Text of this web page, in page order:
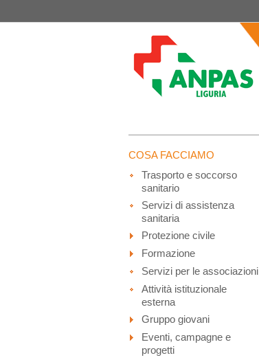
COSA FACCIAMO
Trasporto e soccorso
sanitario
Servizi di assistenza
sanitaria
Protezione civile
Formazione
Servizi per le associazioni
Attività istituzionale
esterna
Gruppo giovani
Eventi, campagne e
progetti